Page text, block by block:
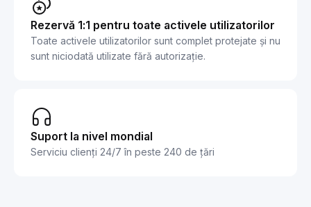
Rezervă 1:1 pentru toate activele utilizatorilor
Toate activele utilizatorilor sunt complet protejate și nu
sunt niciodată utilizate fără autorizație.
Suport la nivel mondial
Serviciu clienți 24/7 în peste 240 de țări